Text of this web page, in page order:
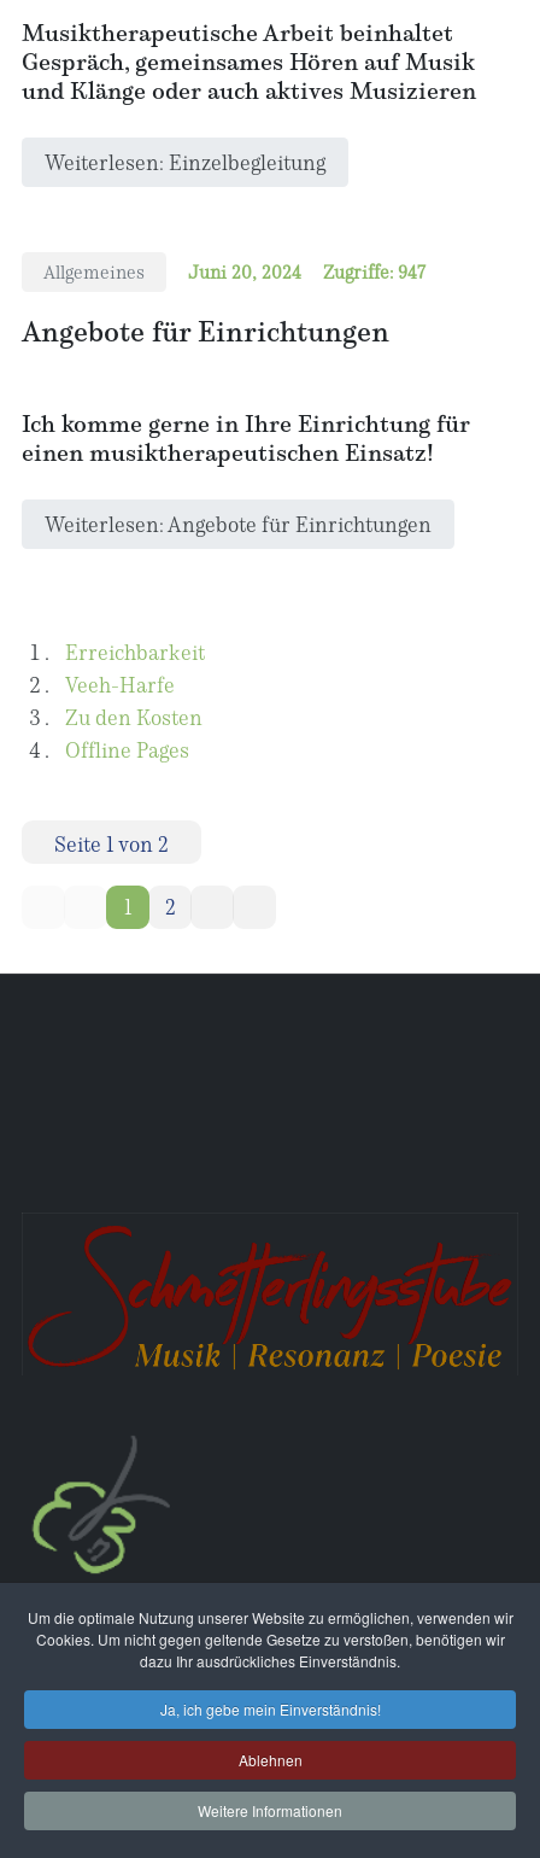
Um die optimale Nutzung unserer Website zu ermöglichen, verwenden wir
Cookies. Um nicht gegen geltende Gesetze zu verstoßen, benötigen wir
dazu Ihr ausdrückliches Einverständnis.
Ja, ich gebe mein Einverständnis!
Ablehnen
Weitere Informationen
Musiktherapeutische Arbeit beinhaltet
Gespräch, gemeinsames Hören auf Musik
und Klänge oder auch aktives Musizieren
Weiterlesen: Einzelbegleitung
Allgemeines Juni 20, 2024 Zugriffe: 947
Angebote für Einrichtungen
Ich komme gerne in Ihre Einrichtung für
einen musiktherapeutischen Einsatz!
Weiterlesen: Angebote für Einrichtungen
Erreichbarkeit
Veeh-Harfe
Zu den Kosten
Offline Pages
Seite 1 von 2
1 2
In akutenKrisensituationenerreichen Sie 24/7
kostenlos und anonym dieTelefonseelsorge:
0800 111 0 222
Bei Gefahr für Leib und Leben wählen Sie bitte die
112